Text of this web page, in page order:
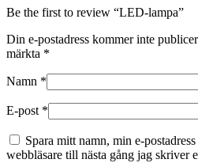
Be the first to review “LED-lampa”
Din e-postadress kommer inte
märkta *
Namn *
E-post *
Spara mitt namn, min e-
webbläsare till nästa gång jag skriver